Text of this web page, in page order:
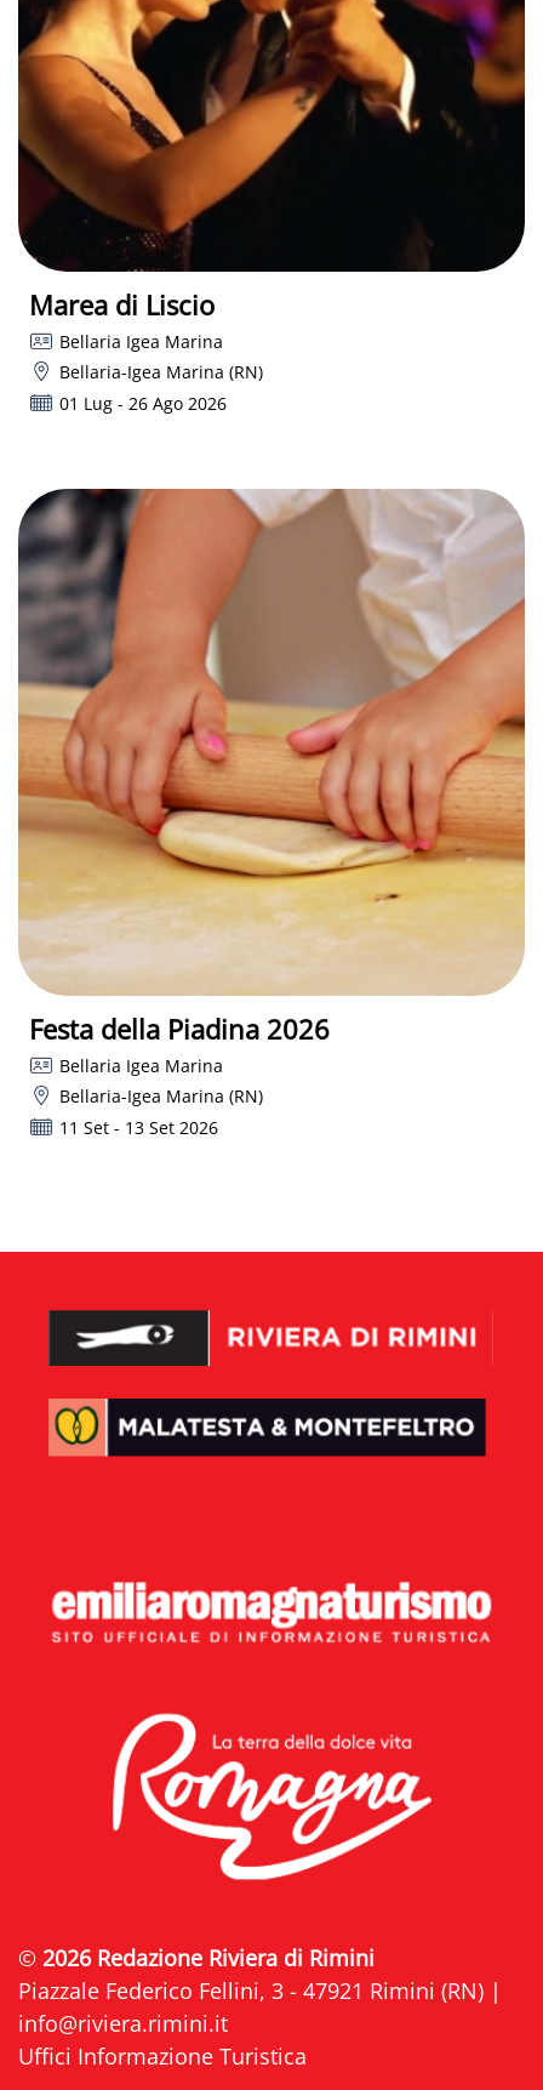
Marea di Liscio
Bellaria Igea Marina
Bellaria-Igea Marina (RN)
01 Lug - 26 Ago 2026
Festa della Piadina 2026
Bellaria Igea Marina
Bellaria-Igea Marina (RN)
11 Set - 13 Set 2026
© 2026 Redazione Riviera di Rimini
Piazzale Federico Fellini, 3 - 47921 Rimini (RN) |
info@riviera.rimini.it
Uffici Informazione Turistica